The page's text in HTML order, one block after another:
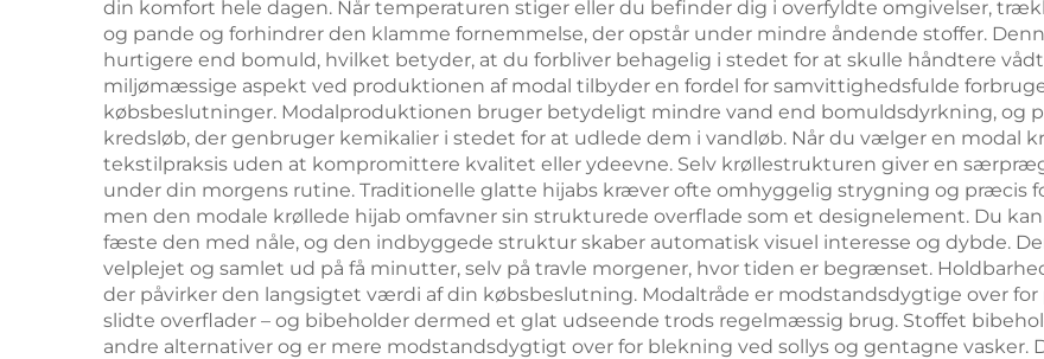
din komfort hele dagen. Når temperaturen stiger eller du befinder dig i overfyldte omgivelser,
og pande og forhindrer den klamme fornemmelse, der opstår under mindre åndende stoffer.
hurtigere end bomuld, hvilket betyder, at du forbliver behagelig i stedet for at skulle håndtere
miljømæssige aspekt ved produktionen af modal tilbyder en fordel for samvittighedsfulde
købsbeslutninger. Modalproduktionen bruger betydeligt mindre vand end bomuldsdyrkning, og
kredsløb, der genbruger kemikalier i stedet for at udlede dem i vandløb. Når du vælger en modal
tekstilpraksis uden at kompromittere kvalitet eller ydeevne. Selv krøllestrukturen giver en
under din morgens rutine. Traditionelle glatte hijabs kræver ofte omhyggelig strygning og præcis
men den modale krøllede hijab omfavner sin strukturede overflade som et designelement. Du
fæste den med nåle, og den indbyggede struktur skaber automatisk visuel interesse og dybde.
velplejet og samlet ud på få minutter, selv på travle morgener, hvor tiden er begrænset.
der påvirker den langsigtet værdi af din købsbeslutning. Modaltråde er modstandsdygtige over for
slidte overflader – og bibeholder dermed et glat udseende trods regelmæssig brug. Stoffet
andre alternativer og er mere modstandsdygtigt over for blekning ved sollys og gentagne vasker.